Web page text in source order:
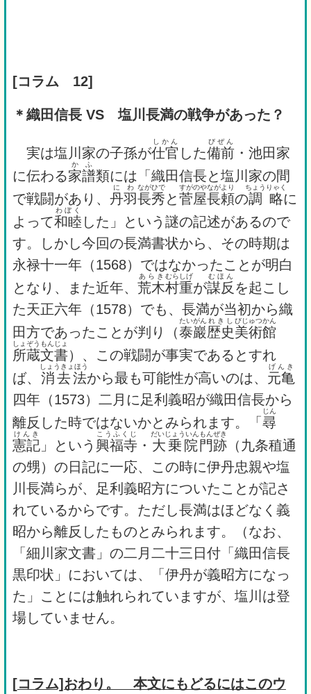
[コラム 12]
＊織田信長 VS 塩川長満の戦争があった？
実は塩川家の子孫が仕官
しかん
した備前
びぜん
・池田家
に伝わる家
か
譜
ふ
類には「織田信長と塩川家の間
で戦闘があり、 丹羽
にわ
長秀
ながひで
と菅屋
すがのや
長頼
ながより
の調略
ちょうりゃく
に
よって和睦
わぼく
した」という謎の記述があるので
す。しかし今回の長満書状から、その時期は
永禄十一年（1568）ではなかったことが明白
となり、また近年、 荒木
あらき
村重
むらしげ
が謀反
むほん
を起こし
た天正六年（1578）でも、長満が当初から織
田方であったことが判り（泰
たい
巖
がん
歴史
れきし
美術館
びじゅつかん
所蔵
しょぞう
文書
もんじょ
）、この戦闘が事実であるとすれ
ば、 消去法
しょうきょほう
から最も可能性が高いのは、 元亀
げんき
四年（1573）二月に足利義昭が織田信長から
離反した時ではないかとみられます。「 尋
じん
憲記
けんき
」という 興福寺
こうふくじ
・ 大乗院
だいじょういん
門跡
もんぜき
（九条稙通
の甥）の日記に一応、この時に伊丹忠親や塩
川長満らが、足利義昭方についたことが記さ
れているからです。ただし長満はほどなく義
昭から離反したものとみられます。（なお、
「細川家文書」の二月二十三日付「織田信長
黒印状」においては、「伊丹が義昭方になっ
た」ことには触れられていますが、塩川は登
場していません。
[コラム]おわり。 本文にもどるにはこのウ